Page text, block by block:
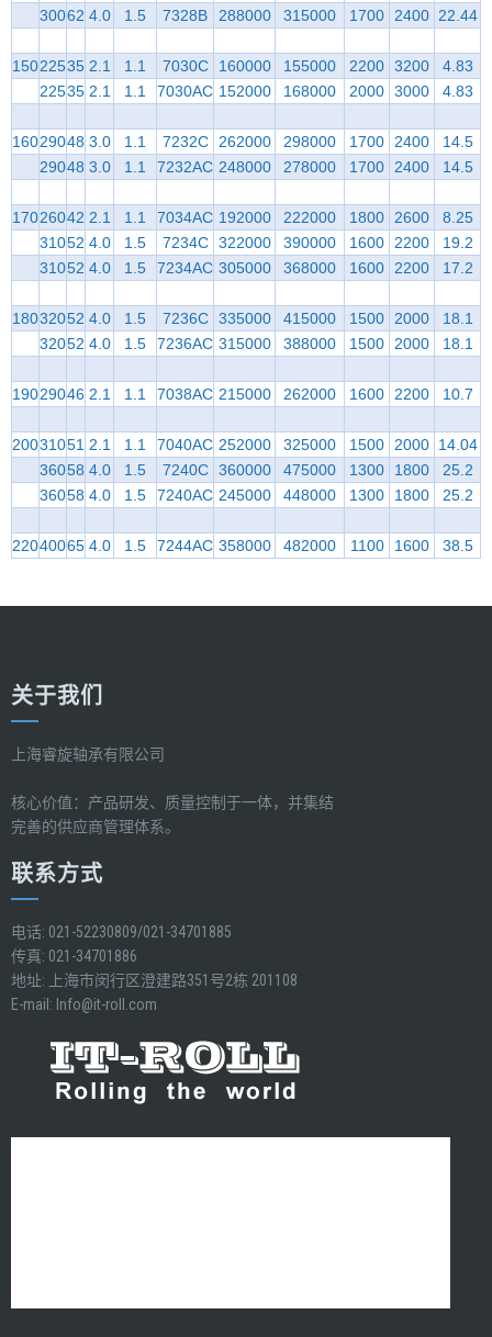
30062 4.0 1.5 7328B 288000 315000 1700 2400 22.44
15022535 2.1 1.1 7030C 160000 155000 2200 3200
4.83
22535 2.1 1.1 7030AC 152000 168000 2000 3000 4.83
16029048 3.0 1.1 7232C 262000 298000 1700 2400
14.5
29048 3.0 1.1 7232AC 248000 278000 1700 2400 14.5
17026042 2.1 1.1 7034AC 192000 222000 1800 2600
8.25
31052 4.0 1.5 7234C 322000 390000 1600 2200
19.2
31052 4.0 1.5 7234AC 305000 368000 1600 2200 17.2
18032052 4.0 1.5 7236C 335000 415000 1500 2000
18.1
32052 4.0 1.5 7236AC 315000 388000 1500 2000 18.1
19029046 2.1 1.1 7038AC 215000 262000 1600 2200 10.7
20031051 2.1 1.1 7040AC 252000 325000 1500 2000 14.04
36058 4.0 1.5 7240C 360000 475000 1300 1800
25.2
36058 4.0 1.5 7240AC 245000 448000 1300 1800 25.2
22040065 4.0 1.5 7244AC 358000 482000 1100 1600 38.5
关于我们
上海睿旋轴承有限公司
核心价值：产品研发、质量控制于一体，并集结
完善的供应商管理体系。
联系方式
电话: 021-52230809/021-34701885
传真: 021-34701886
地址: 上海市闵行区澄建路351号2栋 201108
E-mail: Info@it-roll.com